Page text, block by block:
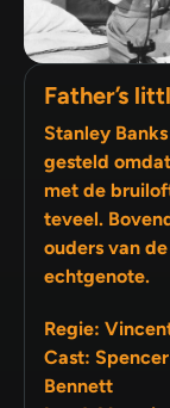
Father’s
Stanley
gesteld
met de bruiloft, maar dit wordt hem allemaal
teveel.
ouders van de echtgenoot en die van de
echtgenote.
Regie:
Cast:
Bennett